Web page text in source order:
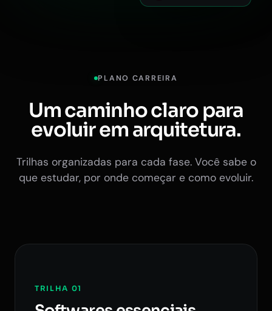
PLANO CARREIRA
Um caminho claro para
evoluir em arquitetura.
Trilhas organizadas para cada fase. Você sabe o
que estudar, por onde começar e como evoluir.
TRILHA 01